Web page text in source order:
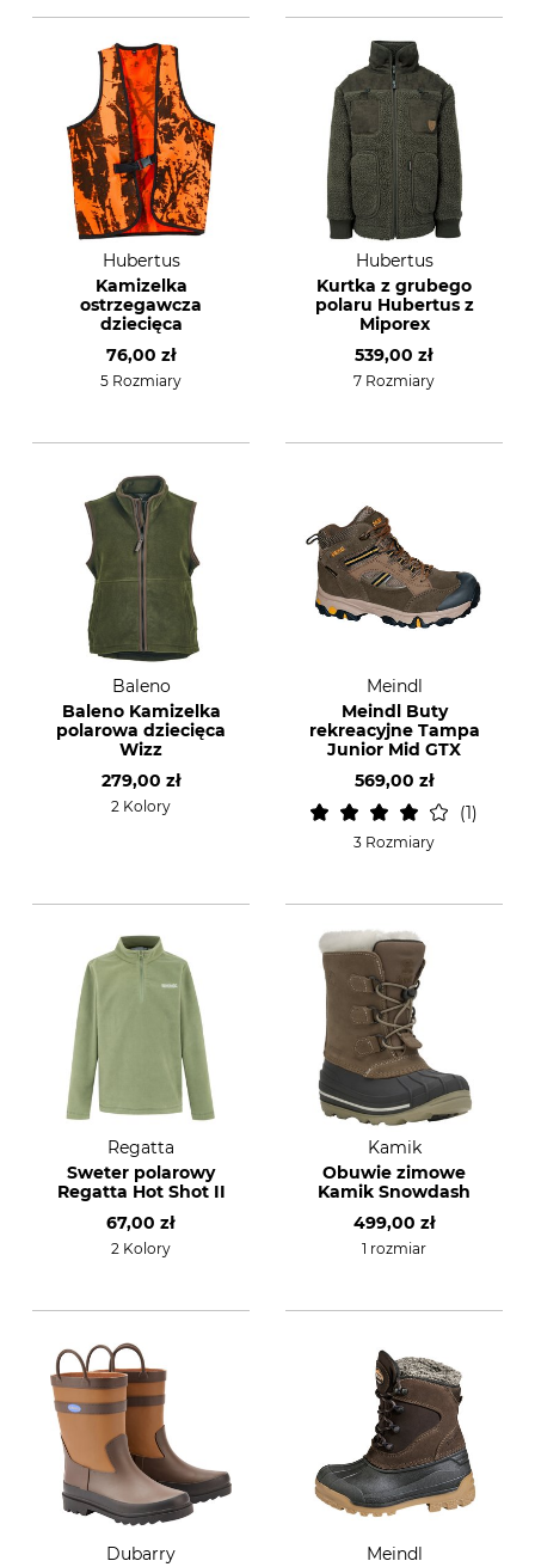
Hubertus
Kamizelka
ostrzegawcza
dziecięca
76,00 zł
5 Rozmiary
Hubertus
Kurtka z grubego
polaru Hubertus z
Miporex
539,00 zł
7 Rozmiary
Baleno
Baleno Kamizelka
polarowa dziecięca
Wizz
279,00 zł
2 Kolory
Meindl
Meindl Buty
rekreacyjne Tampa
Junior Mid GTX
569,00 zł
1
3 Rozmiary
Regatta
Sweter polarowy
Regatta Hot Shot II
67,00 zł
2 Kolory
Kamik
Obuwie zimowe
Kamik Snowdash
499,00 zł
1 rozmiar
Dubarry
Meindl